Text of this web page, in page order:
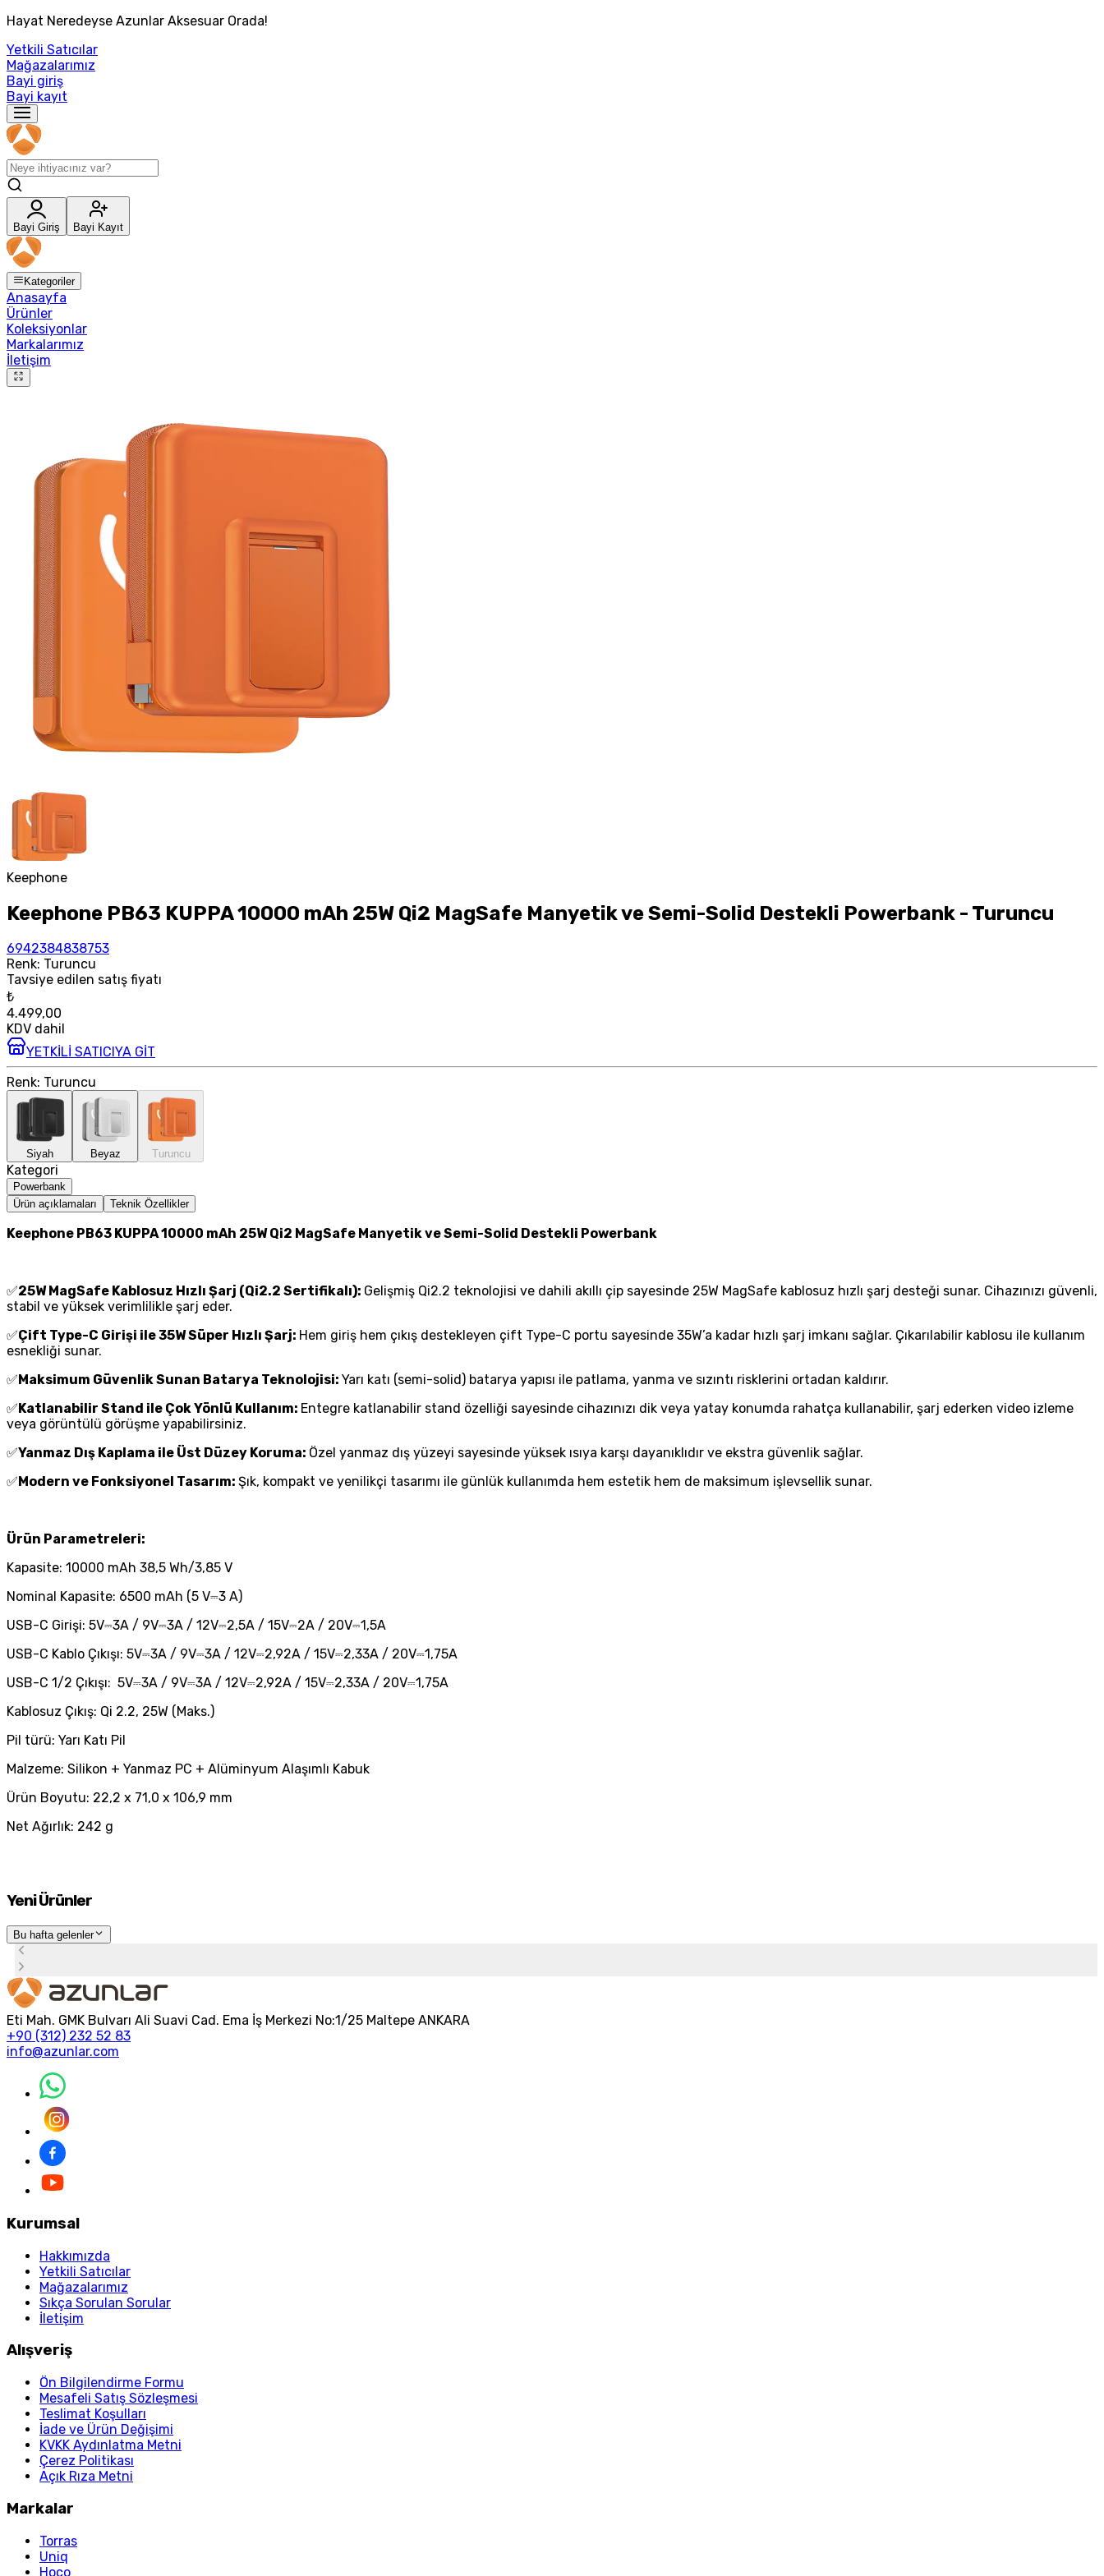
Hayat Neredeyse Azunlar Aksesuar Orada!
Yetkili Satıcılar
Mağazalarımız
Bayi giriş
Bayi kayıt
Bayi Giriş Bayi Kayıt
Kategoriler
Anasayfa
Ürünler
Koleksiyonlar
Markalarımız
İletişim
Keephone
Keephone PB63 KUPPA 10000 mAh 25W Qi2 MagSafe Manyetik ve Semi-Solid Destekli Powerbank - Turuncu
6942384838753
Renk: Turuncu
Tavsiye edilen satış fiyatı
₺
4.499,00
KDV dahil
YETKİLİ SATICIYA GİT
Renk: Turuncu
Siyah Beyaz Turuncu
Kategori
Powerbank
Ürün açıklamaları
Teknik Özellikler
Keephone PB63 KUPPA 10000 mAh 25W Qi2 MagSafe Manyetik ve Semi-Solid Destekli Powerbank
✅25W MagSafe Kablosuz Hızlı Şarj (Qi2.2 Sertifikalı): Gelişmiş Qi2.2 teknolojisi ve dahili akıllı çip sayesinde 25W MagSafe kablosuz hızlı şarj desteği sunar. Cihazınızı güvenli,
stabil ve yüksek verimlilikle şarj eder.
✅Çift Type-C Girişi ile 35W Süper Hızlı Şarj: Hem giriş hem çıkış destekleyen çift Type-C portu sayesinde 35W’a kadar hızlı şarj imkanı sağlar. Çıkarılabilir kablosu ile kullanım
esnekliği sunar.
✅ Maksimum Güvenlik Sunan Batarya Teknolojisi: Yarı katı (semi-solid) batarya yapısı ile patlama, yanma ve sızıntı risklerini ortadan kaldırır.
✅ Katlanabilir Stand ile Çok Yönlü Kullanım: Entegre katlanabilir stand özelliği sayesinde cihazınızı dik veya yatay konumda rahatça kullanabilir, şarj ederken video izleme
veya görüntülü görüşme yapabilirsiniz.
✅Yanmaz Dış Kaplama ile Üst Düzey Koruma: Özel yanmaz dış yüzeyi sayesinde yüksek ısıya karşı dayanıklıdır ve ekstra güvenlik sağlar.
✅ Modern ve Fonksiyonel Tasarım: Şık, kompakt ve yenilikçi tasarımı ile günlük kullanımda hem estetik hem de maksimum işlevsellik sunar.
Ürün Parametreleri:
Kapasite: 10000 mAh 38,5 Wh/3,85 V
Nominal Kapasite: 6500 mAh (5 V⎓3 A)
USB-C Girişi: 5V⎓3A / 9V⎓3A / 12V⎓2,5A / 15V⎓2A / 20V⎓1,5A
USB-C Kablo Çıkışı: 5V⎓3A / 9V⎓3A / 12V⎓2,92A / 15V⎓2,33A / 20V⎓1,75A
USB-C 1/2 Çıkışı: 5V⎓3A / 9V⎓3A / 12V⎓2,92A / 15V⎓2,33A / 20V⎓1,75A
Kablosuz Çıkış: Qi 2.2, 25W (Maks.)
Pil türü: Yarı Katı Pil
Malzeme: Silikon + Yanmaz PC + Alüminyum Alaşımlı Kabuk
Ürün Boyutu: 22,2 x 71,0 x 106,9 mm
Net Ağırlık: 242 g
Yeni Ürünler
Bu hafta gelenler
Eti Mah. GMK Bulvarı Ali Suavi Cad. Ema İş Merkezi No:1/25 Maltepe ANKARA
+90 (312) 232 52 83
info@azunlar.com
Kurumsal
Hakkımızda
Yetkili Satıcılar
Mağazalarımız
Sıkça Sorulan Sorular
İletişim
Alışveriş
Ön Bilgilendirme Formu
Mesafeli Satış Sözleşmesi
Teslimat Koşulları
İade ve Ürün Değişimi
KVKK Aydınlatma Metni
Çerez Politikası
Açık Rıza Metni
Markalar
Torras
Uniq
Hoco